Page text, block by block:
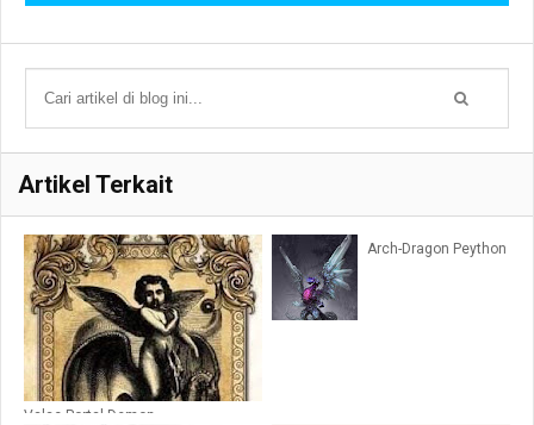
Artikel Terkait
Valac Portal Demon
Arch-Dragon Peython